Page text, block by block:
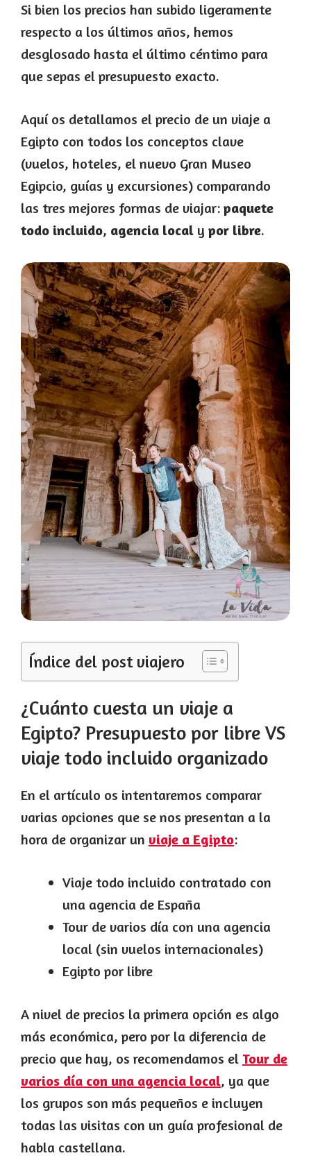
Si bien los precios han subido ligeramente
respecto a los últimos años, hemos
desglosado hasta el último céntimo para
que sepas el presupuesto exacto.
Aquí os detallamos el precio de un viaje a
Egipto con todos los conceptos clave
(vuelos, hoteles, el nuevo Gran Museo
Egipcio, guías y excursiones) comparando
las tres mejores formas de viajar: paquete
todo incluido, agencia local y por libre.
Índice del post viajero
¿Cuánto cuesta un viaje a
Egipto? Presupuesto por libre VS
viaje todo incluido organizado
En el artículo os intentaremos comparar
varias opciones que se nos presentan a la
hora de organizar un viaje a Egipto:
Viaje todo incluido contratado con
una agencia de España
Tour de varios día con una agencia
local (sin vuelos internacionales)
Egipto por libre
A nivel de precios la primera opción es algo
más económica, pero por la diferencia de
precio que hay, os recomendamos el Tour de
varios día con una agencia local, ya que
los grupos son más pequeños e incluyen
todas las visitas con un guía profesional de
habla castellana.